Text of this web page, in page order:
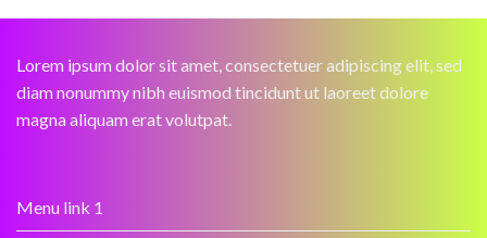
Lorem ipsum dolor sit amet, consectetuer adipiscing elit, sed
diam nonummy nibh euismod tincidunt ut laoreet dolore
magna aliquam erat volutpat.
Menu link 1